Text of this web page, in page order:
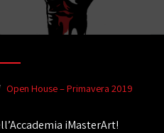
Open House – Primavera 2019
iMasterArt!